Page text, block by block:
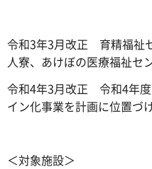
令和3年3月改正 育精福祉
人寮、あけぼの医療福祉セ
令和4年3月改正 令和4年
イン化事業を計画に位置づ
＜対象施設＞